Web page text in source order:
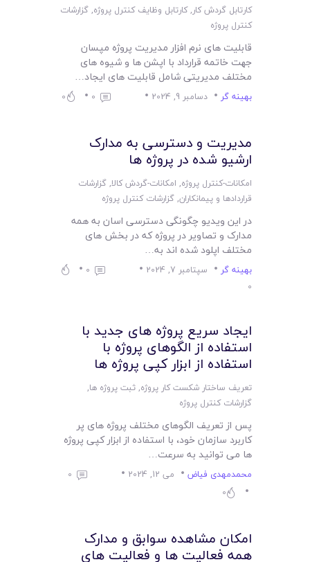
کارتابل گردش کار,کارتابل وظایف کنترل پروژه,گزارشات
کنترل پروژه
قابلیت های نرم افزار مدیریت پروژه مپسان
جهت خاتمه قرارداد با اپشن ها و شیوه های
مختلف مدیریتی شامل قابلیت های ایجاد…
بهینه گر دسامبر 9, 2024 0
0
مدیریت و دسترسی به مدارک
ارشیو شده در پروژه ها
امکانات-کنترل پروژه, امکانات-گردش کالا,گزارشات
قراردادها و پیمانکاران,گزارشات کنترل پروژه
در این ویدیو چگونگی دسترسی اسان به همه
مدارک و تصاویر در پروژه که در بخش های
مختلف اپلود شده اند به…
بهینه گر سپتامبر 7, 2024
0
0
ایجاد سریع پروژه های جدید با
استفاده از الگوهای پروژه با
استفاده از ابزار کپی پروژه ها
تعریف ساختار شکست کار پروژه,ثبت پروژه ها,
گزارشات کنترل پروژه
پس از تعریف الگوهای مختلف پروژه های پر
کاربرد سازمان خود، با استفاده از ابزار کپی پروژه
ها می توانید به سرعت…
محمدمهدی فیاض می 12, 2024
0
0
امکان مشاهده سوابق و مدارک
همه فعالیت ها و فعالیت های